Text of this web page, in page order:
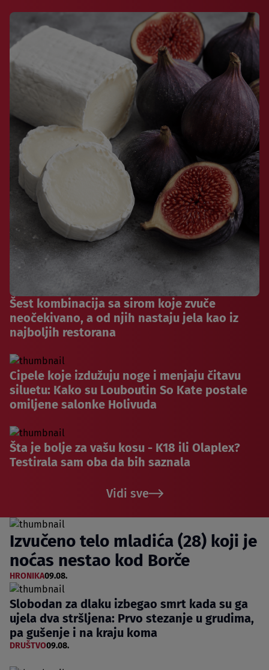
Šest kombinacija sa sirom koje zvuče
neočekivano, a od njih nastaju jela kao iz
najboljih restorana
Cipele koje izdužuju noge i menjaju čitavu
siluetu: Kako su Louboutin So Kate postale
omiljene salonke Holivuda
Šta je bolje za vašu kosu - K18 ili Olaplex?
Testirala sam oba da bih saznala
Vidi sve
Izvučeno telo mladića (28) koji je
noćas nestao kod Borče
HRONIKA09.08.
Slobodan za dlaku izbegao smrt kada su ga
ujela dva stršljena: Prvo stezanje u grudima,
pa gušenje i na kraju koma
DRUŠTVO09.08.